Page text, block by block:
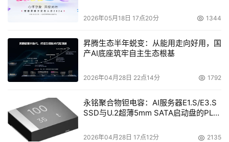
2026年05月18日 17点20分 1344
昇腾生态半年蜕变：从能用走向好用，国
产AI底座筑牢自主生态根基
2026年04月28日 22点14分 1792
永铭聚合物钽电容：AI服务器E1.S/E3.S
SSD与U.2超薄5mm SATA启动盘的PLP
2026年04月28日 17点12分 2135